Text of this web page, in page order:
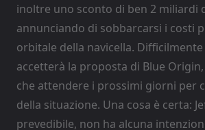
inoltre uno sconto di ben 2 miliardi
annunciando di sobbarcarsi i costi
orbitale della navicella. Difficilmente
accetterà la proposta di Blue
che attendere i prossimi giorni per
della situazione. Una cosa è certa:
prevedibile, non ha alcuna